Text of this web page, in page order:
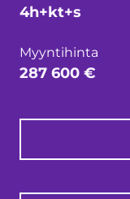
4h+kt+s
Myyntihinta
287 600 €